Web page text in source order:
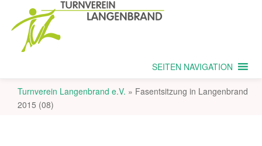
SEITEN NAVIGATION
Turnverein Langenbrand e.V. » Fasentsitzung in Langenbrand
2015 (08)